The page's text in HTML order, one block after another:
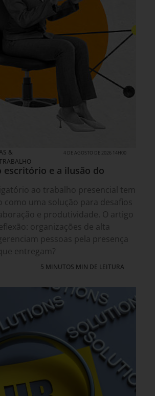
&
4 DE AGOSTO DE 2026 14H00
escritório e a ilusão do
ao trabalho presencial tem
como uma solução para desafios
e produtividade. O artigo
organizações de alta
pessoas pela presença
entregam?
5 MINUTOS MIN DE LEITURA